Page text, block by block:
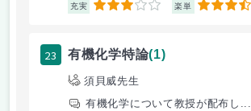
充実 3 楽単 3.5
23 有機化学特論(1)
須貝威先生
有機化学について教授が配布し...